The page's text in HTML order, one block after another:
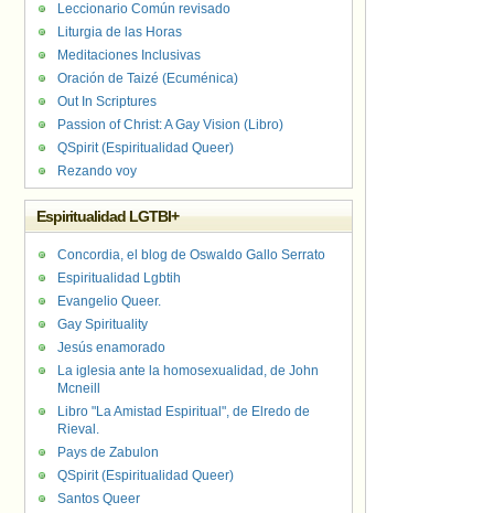
Leccionario Común revisado
Liturgia de las Horas
Meditaciones Inclusivas
Oración de Taizé (Ecuménica)
Out In Scriptures
Passion of Christ: A Gay Vision (Libro)
QSpirit (Espiritualidad Queer)
Rezando voy
Espiritualidad LGTBI+
Concordia, el blog de Oswaldo Gallo Serrato
Espiritualidad Lgbtih
Evangelio Queer.
Gay Spirituality
Jesús enamorado
La iglesia ante la homosexualidad, de John
Mcneill
Libro "La Amistad Espiritual", de Elredo de
Rieval.
Pays de Zabulon
QSpirit (Espiritualidad Queer)
Santos Queer